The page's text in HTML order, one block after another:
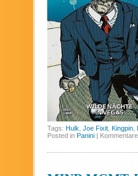
Tags: Hulk Joe Fixit Kingpin
Posted in Panini |